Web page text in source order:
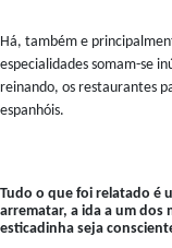
Há, também e
especialidades somam-se
reinando, os restaurantes
espanhóis.
Tudo o que foi relatado é
arrematar, a ida a um dos
esticadinha seja